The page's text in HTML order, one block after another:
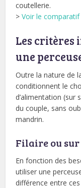
coutellerie.
>Voir le
Les critères
une
Outre la nature de
conditionnent le
d’alimentation (sur
du couple, sans
mandrin.
Filaire ou
En fonction des
utiliser une
différence entre